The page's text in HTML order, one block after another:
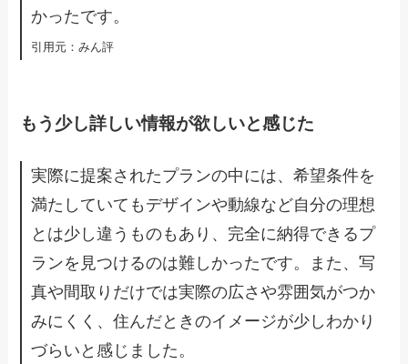
かったです。
​引用元：みん評
もう少し詳しい情報が欲しいと感じた
実際に提案されたプランの中には、希望条件を
満たしていてもデザインや動線など自分の理想
とは少し違うものもあり、完全に納得できるプ
ランを見つけるのは難しかったです。また、写
真や間取りだけでは実際の広さや雰囲気がつか
みにくく、住んだときのイメージが少しわかり
づらいと感じました。